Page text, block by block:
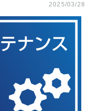
2025/03/28